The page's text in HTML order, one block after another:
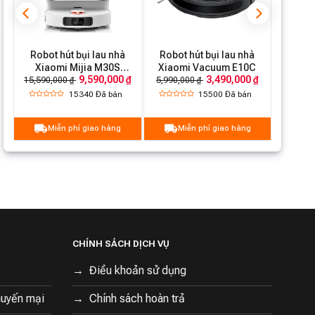
Robot hút bụi lau nhà
Xiaomi Mijia M30S
D103CN
15,590,000 ₫ 9,590,000 ₫
15340 Đã bán
Miễn phí giao hàng
Robot hút bụi lau nhà
Xiaomi Vacuum E10C
5,990,000 ₫ 3,490,000 ₫
15500Đã bán
Miễn phí giao hàng
mại
CHÍNH SÁCH DỊCH VỤ
Điều khoản sử dụng
Chính sách hoàn trả